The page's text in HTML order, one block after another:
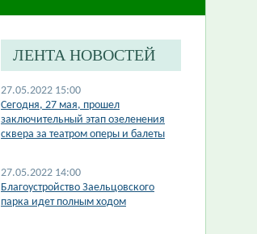
ЛЕНТА НОВОСТЕЙ
27.05.2022 15:00
Сегодня, 27 мая, прошел
заключительный этап озеленения
сквера за театром оперы и балеты
27.05.2022 14:00
Благоустройство Заельцовского
парка идет полным ходом